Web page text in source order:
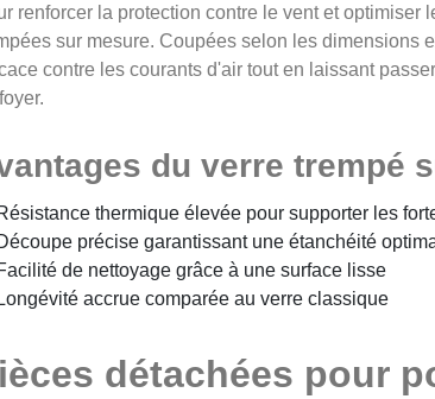
renforcer la protection contre le vent et
sur mesure. Coupées selon les dimensions
contre les courants d'air tout en laissant
du verre trempé
thermique élevée pour supporter les
précise garantissant une étanchéité
de nettoyage grâce à une surface lisse
Longévité accrue comparée au verre classique
détachées pour